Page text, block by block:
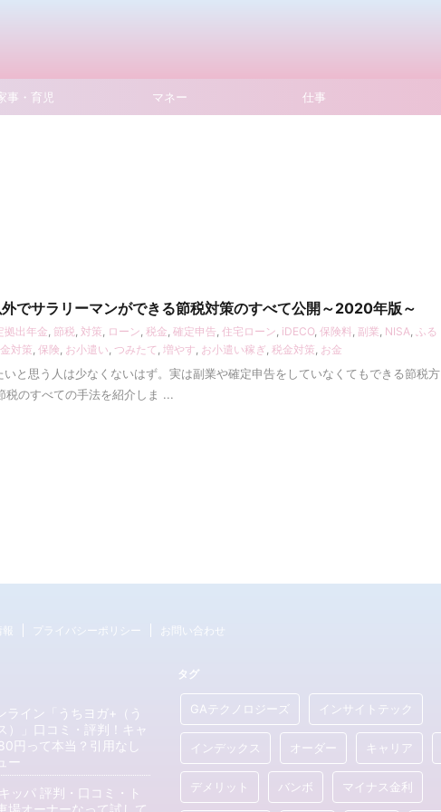
事・育児 マネー 仕事
でサラリーマンができる節税対策のすべて公開～2020年版～
拠出年金, 節税, 対策, ローン, 税金, 確定申告, 住宅ローン, iDECO, 保険料 , 副業, NISA, ふる
対策, 保険, お小遣い, つみたて , 増やす, お小遣い稼ぎ, 税金対策, お金
と思う人は少なくないはず。実は副業や確定申告をしていなくてもできる節税方
のすべての手法を紹介しま ...
プライバシーポリシー お問い合わせ
ライン「うちヨガ+（う
）」口コミ・評判！キャ
円って本当？引用なし
ー
ッパ 評判・口コミ・ト
場オーナーなって試して
タグ
GAテクノロジーズ インサイトテック
インデックス オーダー キャリア
デメリット バンボ マイナス金利